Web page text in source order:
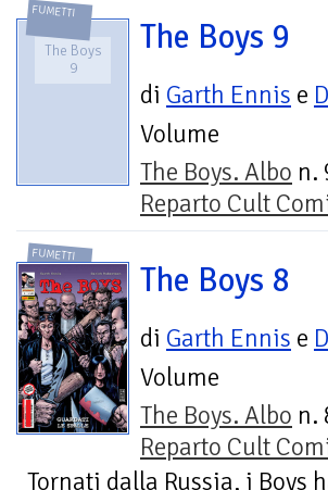
FUMETTI
The Boys
9
The Boys 9
di Garth Ennis e
Volume
The Boys. Albo n.
Reparto Cult
FUMETTI
The Boys 8
di Garth Ennis e
Volume
The Boys. Albo n.
Reparto Cult
Tornati dalla Russia, i Boys